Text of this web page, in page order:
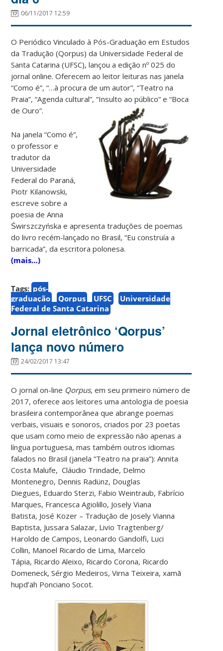
06/11/2017 12:59
O Periódico Vinculado à Pós-Graduação em Estudos
da Tradução (Qorpus) da Universidade Federal de
Santa Catarina (UFSC), lançou a edição nº 025 do
jornal online. Oferecem ao leitor leituras nas janela
“Como é”, “…à procura de um autor”, “Teatro na
Praia”, “Agenda cultural”, “Insulto ao público” e “Boca
de Ouro”.
Na janela “Como é”,
o professor e
tradutor da
Universidade
Federal do Paraná,
Piotr Kilanowski,
escreve sobre a
poesia de Anna
Świrszczyńska e apresenta traduções de poemas
do livro recém-lançado no Brasil, “Eu construía a
barricada”, da escritora polonesa.
(mais…)
Tags: pós-
graduação
Qorpus UFSC
Universidade
Federal de Santa Catarina
Jornal eletrônico ‘Qorpus’
lança novo número
24/02/2017 13:47
O jornal on-line Qorpus, em seu primeiro número de
2017, oferece aos leitores uma antologia de poesia
brasileira contemporânea que abrange poemas
verbais, visuais e sonoros, criados por 23 poetas
que usam como meio de expressão não apenas a
língua portuguesa, mas também outros idiomas
falados no Brasil (janela “Teatro na praia”): Annita
Costa Malufe, Cláudio Trindade, Delmo
Montenegro, Dennis Radünz, Douglas
Diegues, Eduardo Sterzi, Fabio Weintraub, Fabrício
Marques, Francesca Agiolillo, Josely Viana
Batista, José Kozer – Tradução de Josely Vianna
Baptista, Jussara Salazar, Livio Tragtenberg/
Haroldo de Campos, Leonardo Gandolfi, Luci
Collin, Manoel Ricardo de Lima, Marcelo
Tápia, Ricardo Aleixo, Ricardo Corona, Ricardo
Domeneck, Sérgio Medeiros, Virna Teixeira, xamã
hupd’äh Ponciano Socot.